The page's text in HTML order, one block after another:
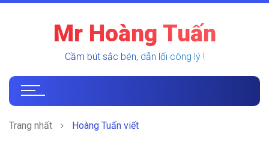
Mr Hoàng Tuấn
Cầm bút sắc bén, dẫn lối công lý !
Trang nhất Hoàng Tuấn viết